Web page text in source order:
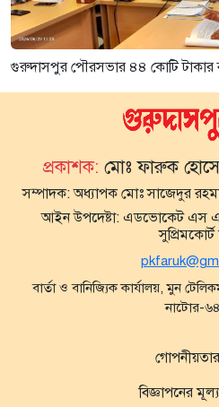
গুরুদাসপুর পৌরসভার ৪৪ কোটি টাকার
প্রকাশক: মোঃ ফারুক
সম্পাদক:অধ্যাপক মোঃ সাজেদুর
আইন উপদেষ্টা: এডভোকেট এস
সুপ্রিমকোর্ট
বার্তা ও বানিজ্যিক কার্যালয়, মুন
নাটোর-
বিজ্ঞাপনের